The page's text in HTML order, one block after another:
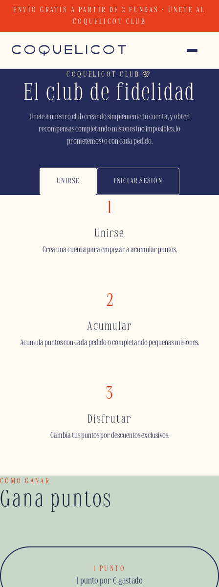
ENVÍO GRATIS A PARTIR DE 2 FUNDAS · ÚNETE AL
COQUELICOT CLUB
COQUELICOT CLUB 🌸
El club de fidelidad
Únete a nuestro club creando simplemente tu cuenta, y obtén
recompensas completando misiones (no imposibles, lo
prometemos) o con cada pedido.
UNIRSE INICIAR SESIÓN
1
Unirse
Crea una cuenta para empezar a acumular puntos.
2
Acumular
Acumula puntos con cada pedido o completando pequeñas misiones.
3
Disfrutar
Cambia tus puntos por descuentos exclusivos.
CÓMO GANAR
Gana puntos
1 PUNTO
1 punto por € gastado